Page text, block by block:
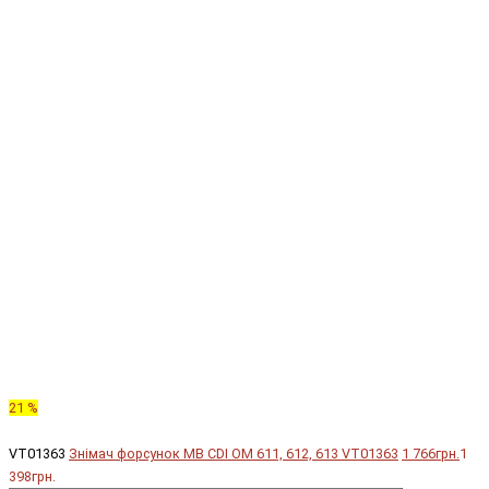
21 %
VT01363 Знімач форсунок MB CDI OM 611, 612, 613 VT01363 1 766грн.1
398грн.